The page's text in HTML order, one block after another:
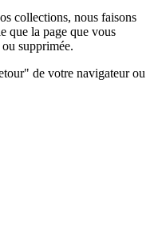
collections, nous faisons
que la page que vous
supprimée.
de votre navigateur ou